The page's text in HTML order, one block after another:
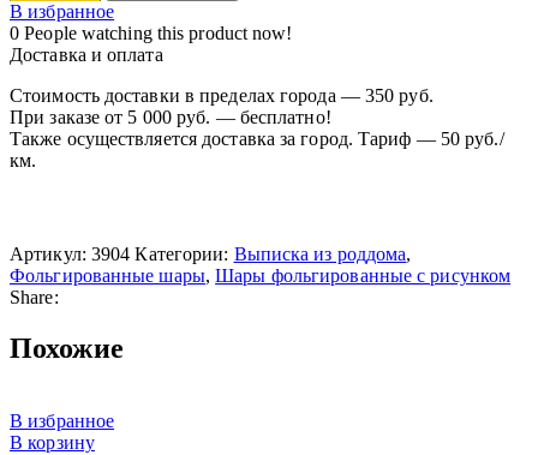
В избранное
0 People watching this product now!
Доставка и оплата
Стоимость доставки в пределах города — 350 руб.
При заказе от 5 000 руб. — бесплатно!
Также осуществляется доставка за город. Тариф — 50 руб./
км.
Артикул: 3904Категории: Выписка из роддома,
Фольгированные шары, Шары фольгированные с рисунком
Share:
Похожие
В избранное
В корзину